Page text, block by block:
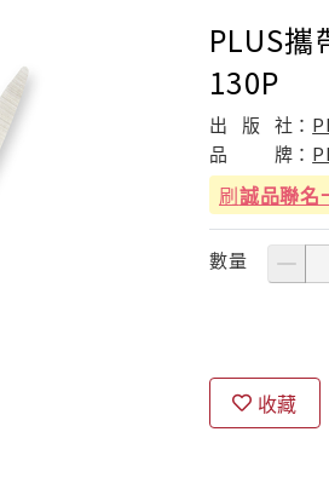
PLUS
130P
出 版 社：
品
牌：
刷誠品聯名
數量
收藏